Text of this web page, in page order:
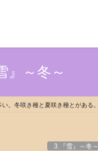
』～冬～
。冬咲き種と夏咲き種とがある。
3.『雪』～冬～